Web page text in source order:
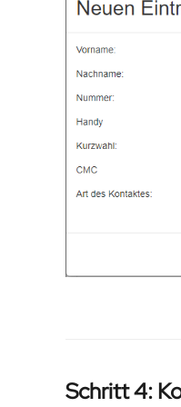
Schritt 4: